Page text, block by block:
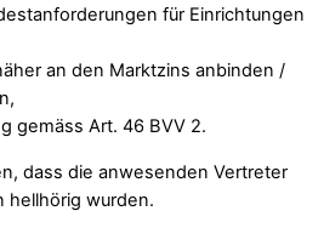
für Einrichtungen
an den Marktzins anbinden /
gemäss Art. 46 BVV 2.
dass die anwesenden Vertreter
hellhörig wurden.